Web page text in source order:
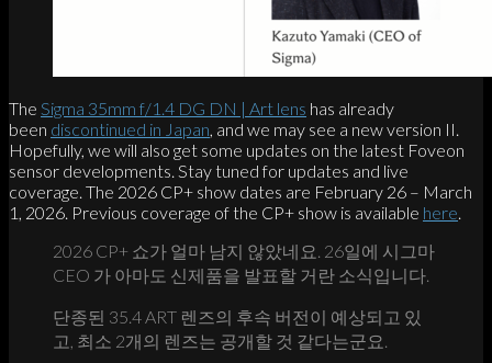
The Sigma 35mm f/1.4 DG DN | Art lens has already
been discontinued in Japan, and we may see a new version II.
Hopefully, we will also get some updates on the latest Foveon
sensor developments. Stay tuned for updates and live
coverage. The 2026 CP+ show dates are February 26 – March
1, 2026. Previous coverage of the CP+ show is available here.
2026 CP+ 쇼가 얼마 남지 않았네요. 26일에 시그마
CEO 가 아마도 신제품을 발표할 거란 소식입니다.
단종된 35.4 ART 렌즈의 후속 버전이 예상되고 있
고, 최소 2개의 렌즈는 공개할 것 같다는군요.